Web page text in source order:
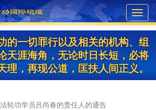
的一切罪行以及相关的机构、组
天涯海角，无论时日长短，必将
理，再现公道，匡扶人间正义。
轮功学员吕尚春的责任人的通告